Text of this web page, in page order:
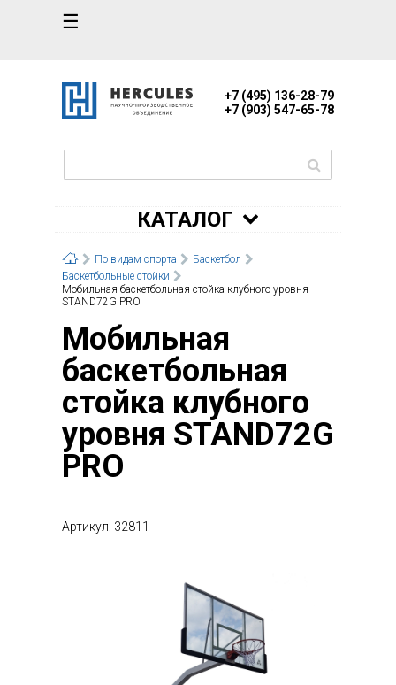
☰
+7 (495) 136-28-79
+7 (903) 547-65-78
КАТАЛОГ
По видам спорта
Баскетбол
Баскетбольные стойки
Мобильная баскетбольная стойка клубного уровня
STAND72G PRO
Мобильная
баскетбольная
стойка клубного
уровня STAND72G
PRO
Артикул: 32811